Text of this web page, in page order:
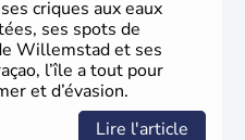
criques aux eaux
ses spots de
Willemstad et ses
l’île a tout pour
et d’évasion.
Lire l'article